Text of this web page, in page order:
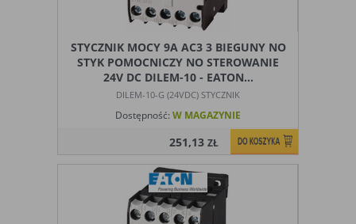
STYCZNIK MOCY 9A AC3 3 BIEGUNY NO
STYK POMOCNICZY NO STEROWANIE
24V DC DILEM-10 - EATON...
DILEM-10-G (24VDC) STYCZNIK
Dostępność: W MAGAZYNIE
251,13ZŁ